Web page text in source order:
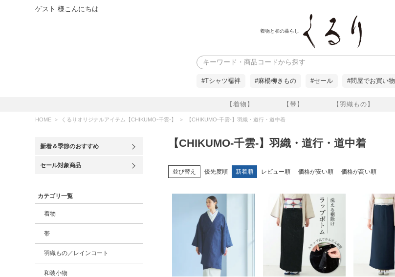
ゲスト 様こんにちは
着物と和の暮らし
【着物】 【帯】 【羽織もの】
検索
#Tシャツ襦袢 #麻楊柳きもの #セール #問屋でお買い物
HOME くるりオリジナルアイテム【CHIKUMO-千雲-】 【CHIKUMO-千雲-】羽織・道行・道中着
新着＆季節のおすすめ
セール対象商品
カテゴリ一覧
着物
帯
羽織もの／レインコート
和装小物
【CHIKUMO-千雲-】羽織・道行・道中着
並び替え 優先度順 新着順 レビュー順 価格が安い順 価格が高い順